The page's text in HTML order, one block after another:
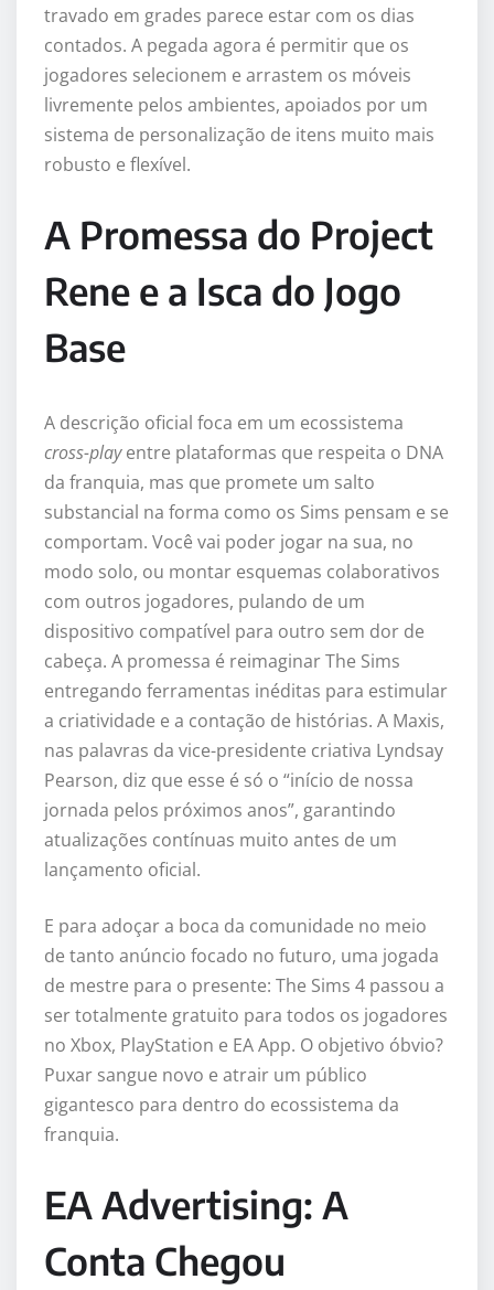
travado em grades parece estar com os dias
contados. A pegada agora é permitir que os
jogadores selecionem e arrastem os móveis
livremente pelos ambientes, apoiados por um
sistema de personalização de itens muito mais
robusto e flexível.
A Promessa do Project
Rene e a Isca do Jogo
Base
A descrição oficial foca em um ecossistema
cross-playentre plataformas que respeita o DNA
da franquia, mas que promete um salto
substancial na forma como os Sims pensam e se
comportam. Você vai poder jogar na sua, no
modo solo, ou montar esquemas colaborativos
com outros jogadores, pulando de um
dispositivo compatível para outro sem dor de
cabeça. A promessa é reimaginar The Sims
entregando ferramentas inéditas para estimular
a criatividade e a contação de histórias. A Maxis,
nas palavras da vice-presidente criativa Lyndsay
Pearson, diz que esse é só o “início de nossa
jornada pelos próximos anos”, garantindo
atualizações contínuas muito antes de um
lançamento oficial.
E para adoçar a boca da comunidade no meio
de tanto anúncio focado no futuro, uma jogada
de mestre para o presente: The Sims 4 passou a
ser totalmente gratuito para todos os jogadores
no Xbox, PlayStation e EA App. O objetivo óbvio?
Puxar sangue novo e atrair um público
gigantesco para dentro do ecossistema da
franquia.
EA Advertising: A
Conta Chegou